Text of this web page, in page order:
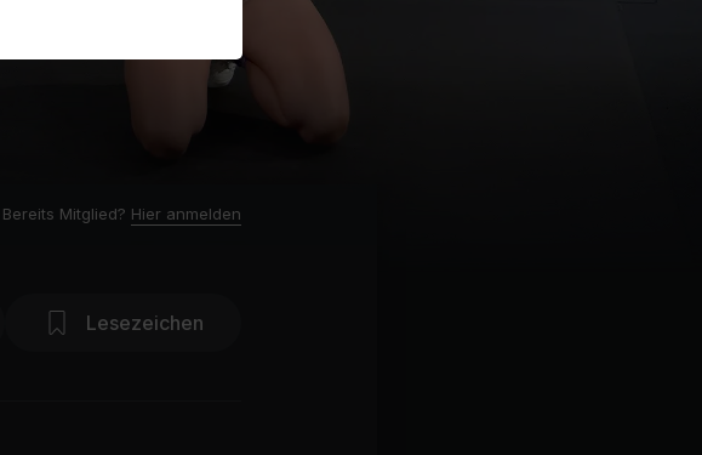
Bereits Mitglied? Hier anmelden
Lesezeichen